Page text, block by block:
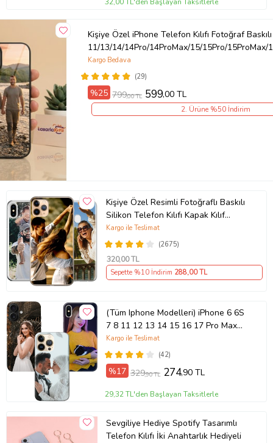
32,00 TL'den Başlayan Taksitlerle
Kişiye Özel iPhone Telefon Kılıfı Fotoğraf Baskılı
11/13/14/14Pro/14ProMax/15/15Pro/
(29)
Kargo Bedava
%25 799,00 TL 599,00 TL
2. Ürüne %50 İndirim
Kişiye Özel Resimli Fotoğraflı Baskılı
Silikon Telefon Kılıfı Kapak Kılıf
(Telefon Modelleri Açıklamada)
(2675)
Kargo ile Teslimat
320,00 TL
Sepette %10 İndirim 288,00 TL
(Tüm Iphone Modelleri) iPhone 6 6S
7 8 11 12 13 14 15 16 17 Pro Max
Plus Mini Kişiye Özel Resimli
Fotoğraflı Kılıf(42)
Kargo ile Teslimat
%17 329,90 TL 274,90 TL
29,32 TL'den Başlayan Taksitlerle
Sevgiliye Hediye Spotify Tasarımlı
Telefon Kılıfı İki Anahtarlık Hediyeli